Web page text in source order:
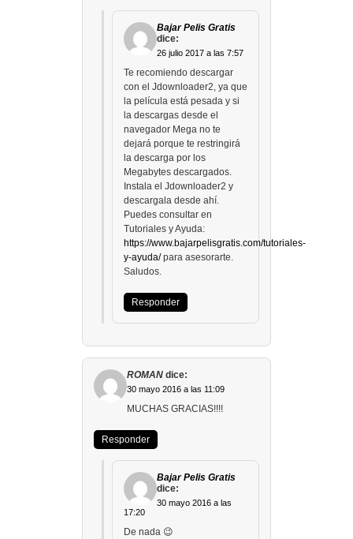
Bajar Pelis Gratis
dice:
26 julio 2017 a las 7:57
Te recomiendo descargar
con el Jdownloader2, ya que
la película está pesada y si
la descargas desde el
navegador Mega no te
dejará porque te restringirá
la descarga por los
Megabytes descargados.
Instala el Jdownloader2 y
descargala desde ahí.
Puedes consultar en
Tutoriales y Ayuda:
https://www.bajarpelisgratis.com/tutoriales-
y-ayuda/para asesorarte.
Saludos.
Responder
ROMAN dice:
30 mayo 2016 a las 11:09
MUCHAS GRACIAS!!!!
Responder
Bajar Pelis Gratis
dice:
30 mayo 2016 a las
17:20
De nada 😉